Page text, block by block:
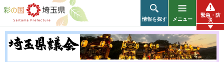
彩の国 埼玉県
情報を探す メニュー
緊急・防
災